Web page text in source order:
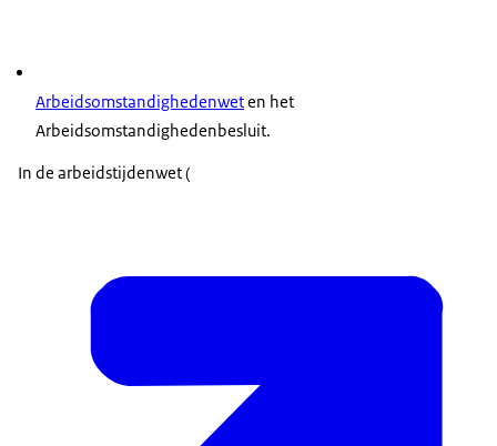
Arbeidsomstandighedenweten het
Arbeidsomstandighedenbesluit.
In de arbeidstijdenwet (